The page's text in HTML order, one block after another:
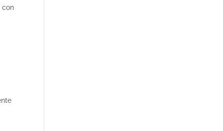
con